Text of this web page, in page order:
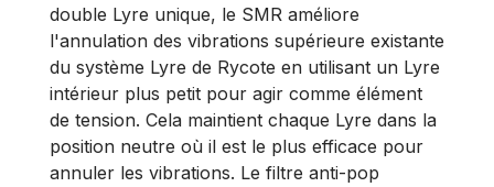
double Lyre unique, le SMR améliore
l'annulation des vibrations supérieure existante
du système Lyre de Rycote en utilisant un Lyre
intérieur plus petit pour agir comme élément
de tension. Cela maintient chaque Lyre dans la
position neutre où il est le plus efficace pour
annuler les vibrations. Le filtre anti-pop